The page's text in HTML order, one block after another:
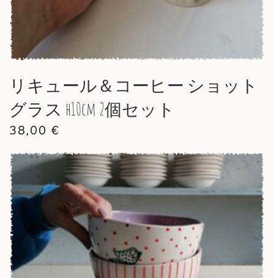
リキュール＆コーヒー ショット
グラス h10cm 2個セット
38,00 €